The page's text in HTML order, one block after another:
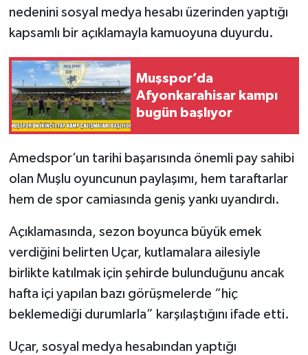
nedenini sosyal medya hesabı üzerinden yaptığı
kapsamlı bir açıklamayla kamuoyuna duyurdu.
Muşspor’da
Afyonkarahisar kampı
bugün başlıyor
Amedspor’un tarihi başarısında önemli pay sahibi
olan Muşlu oyuncunun paylaşımı, hem taraftarlar
hem de spor camiasında geniş yankı uyandırdı.
Açıklamasında, sezon boyunca büyük emek
verdiğini belirten Uçar, kutlamalara ailesiyle
birlikte katılmak için şehirde bulunduğunu ancak
hafta içi yapılan bazı görüşmelerde “hiç
beklemediği durumlarla” karşılaştığını ifade etti.
Uçar, sosyal medya hesabından yaptığı
Malazgirt